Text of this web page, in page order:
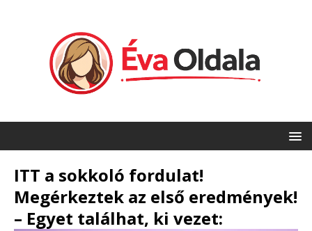
ITT a sokkoló fordulat!
Megérkeztek az első eredmények!
– Egyet találhat, ki vezet: